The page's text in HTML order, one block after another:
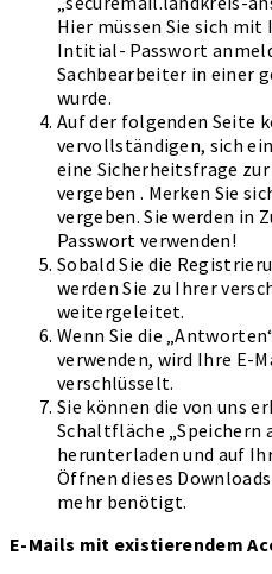
Hier müssen Sie sich mit
Intitial- Passwort
Sachbearbeiter in einer
wurde.
Auf der folgenden Seite
vervollständigen, sich
eine Sicherheitsfrage
vergeben . Merken Sie
vergeben. Sie werden in
Passwort verwenden!
Sobald Sie die
werden Sie zu Ihrer
weitergeleitet.
Wenn Sie die
verwenden, wird Ihre E-
verschlüsselt.
Sie können die von uns
Schaltfläche „Speichern
herunterladen und auf
Öffnen dieses
mehr benötigt.
E-Mails mit existierendem